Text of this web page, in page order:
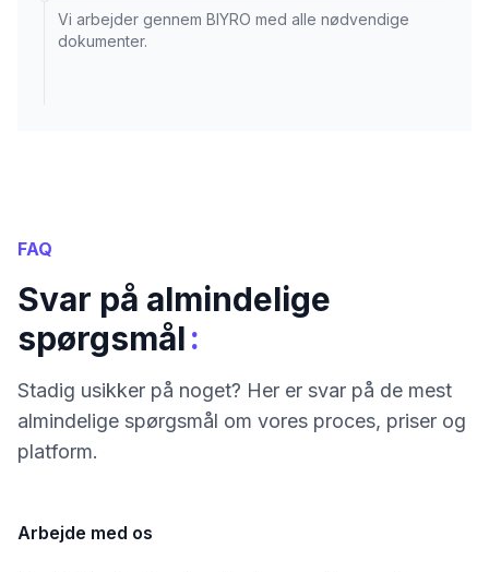
Vi arbejder gennem BIYRO med alle nødvendige
dokumenter.
FAQ
Svar på almindelige
spørgsmål:
Stadig usikker på noget? Her er svar på de mest
almindelige spørgsmål om vores proces, priser og
platform.
Arbejde med os